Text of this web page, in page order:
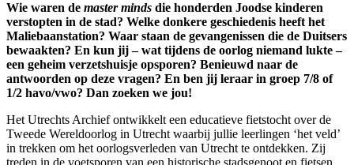
Wie waren de master minds die honderden Joodse kinderen
verstopten in de stad? Welke donkere geschiedenis heeft het
Maliebaanstation? Waar staan de gevangenissen die de Duitsers
bewaakten? En kun jij – wat tijdens de oorlog niemand lukte –
een geheim verzetshuisje opsporen? Benieuwd naar de
antwoorden op deze vragen? En ben jij leraar in groep 7/8 of
1/2 havo/vwo? Dan zoeken we jou!
Het Utrechts Archief ontwikkelt een educatieve fietstocht over de
Tweede Wereldoorlog in Utrecht waarbij jullie leerlingen ‘het veld’
in trekken om het oorlogsverleden van Utrecht te ontdekken. Zij